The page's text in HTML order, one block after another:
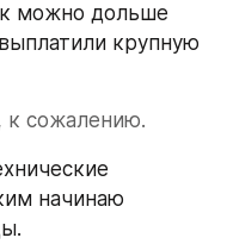
можно дольше
крупную
к сожалению.
начинаю